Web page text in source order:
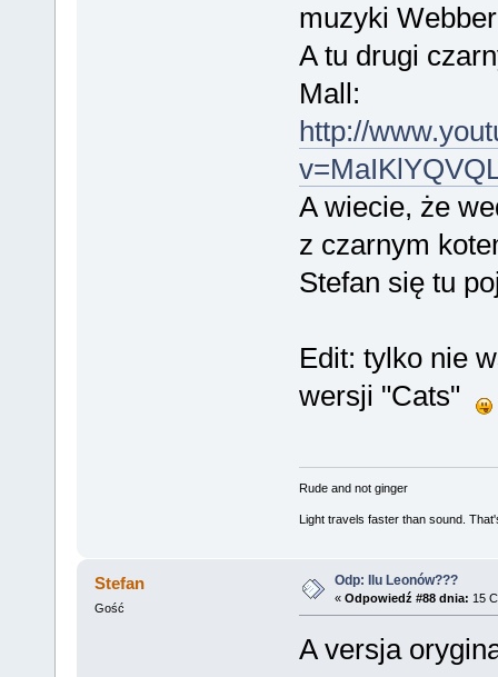
muzyki
A tu drugi
Mall:
http://
A wiecie, że
z czarnym
Stefan się tu
Edit: tylko nie
wersji "Cats"
Rude and not ginger
Light travels faster than sound.
Stefan
Gość
Odp: Ilu Leonów???
« Odpowiedź #88 dnia: 15
A versja